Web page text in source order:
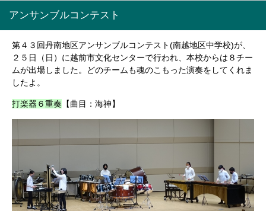
アンサンブルコンテスト
第４３回丹南地区アンサンブルコンテスト(南越地区中学校)が、
２５日（日）に越前市文化センターで行われ、本校からは８チー
ムが出場しました。どのチームも魂のこもった演奏をしてくれま
したよ。
打楽器６重奏 【曲目：海神】